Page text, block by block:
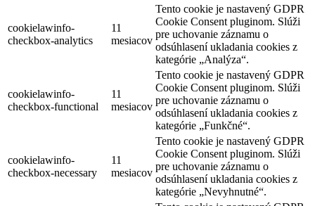
cookielawinfo-
checkbox-analytics
11
mesiacov
Tento cookie je nastavený GDPR
Cookie Consent pluginom. Slúži
pre uchovanie záznamu o
odsúhlasení ukladania cookies z
kategórie „Analýza“.
cookielawinfo-
checkbox-functional
11
mesiacov
Tento cookie je nastavený GDPR
Cookie Consent pluginom. Slúži
pre uchovanie záznamu o
odsúhlasení ukladania cookies z
kategórie „Funkčné“.
cookielawinfo-
checkbox-necessary
11
mesiacov
Tento cookie je nastavený GDPR
Cookie Consent pluginom. Slúži
pre uchovanie záznamu o
odsúhlasení ukladania cookies z
kategórie „Nevyhnutné“.